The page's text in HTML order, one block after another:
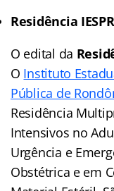
Residência
O edital da
O Instituto
Pública de
Residência
Intensivos no
Urgência e
Obstétrica e em